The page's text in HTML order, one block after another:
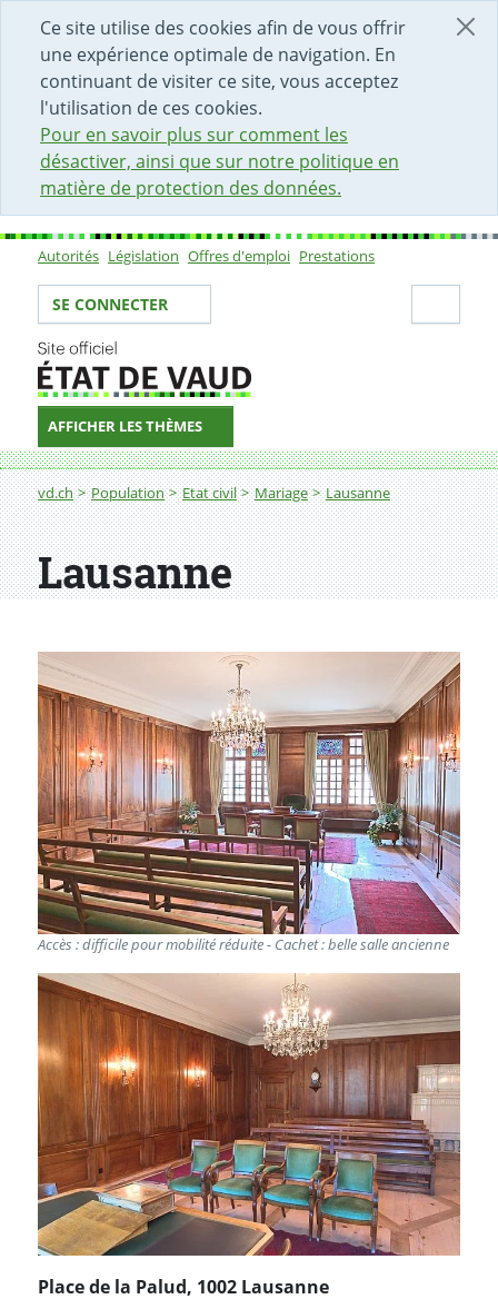
Ce site utilise des cookies afin de vous offrir
une expérience optimale de navigation. En
continuant de visiter ce site, vous acceptez
l'utilisation de ces cookies.
Pour en savoir plus sur comment les
désactiver, ainsi que sur notre politique en
matière de protection des données.
DÉBUT DU CONTENU DE LA PAGE
ACCÈS AU CHAMP DE RECHERCHE
PAGE D'ACCUEIL
FORMULAIRE DE CONTACT
Sous-navigation
Autorités Législation Offres d'emploi Prestations
Votre identité
SE CONNECTER
AFFICHER LES THÈMES
Fil d'Ariane
vd.ch Population Etat civil Mariage Lausanne
Lausanne
Lausanne
Accès : difficile pour mobilité réduite - Cachet : belle salle ancienne
Place de la Palud, 1002 Lausanne